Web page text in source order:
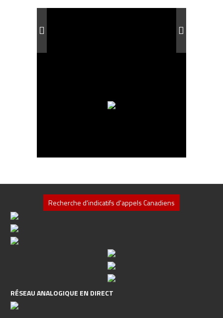
RÉSEAU ANALOGIQUE EN DIRECT